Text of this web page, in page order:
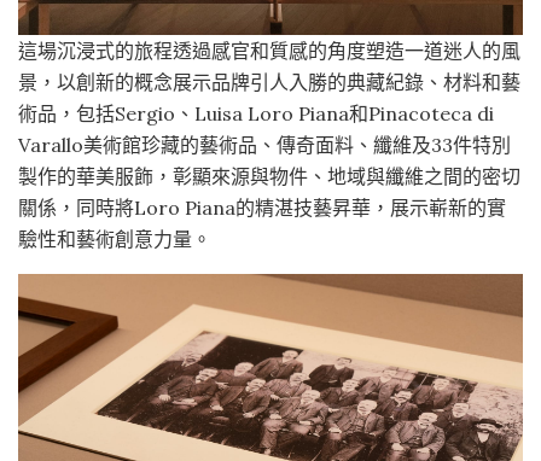
這場沉浸式的旅程透過感官和質感的角度塑造一道迷人的風
景，以創新的概念展示品牌引人入勝的典藏紀錄、材料和藝
術品，包括Sergio、Luisa Loro Piana和Pinacoteca di
Varallo美術館珍藏的藝術品、傳奇面料、纖維及33件特別
製作的華美服飾，彰顯來源與物件、地域與纖維之間的密切
關係，同時將Loro Piana的精湛技藝昇華，展示嶄新的實
驗性和藝術創意力量。